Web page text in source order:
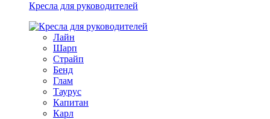
Кресла для руководителей
Лайн
Шарп
Страйп
Бенд
Глам
Таурус
Капитан
Карл